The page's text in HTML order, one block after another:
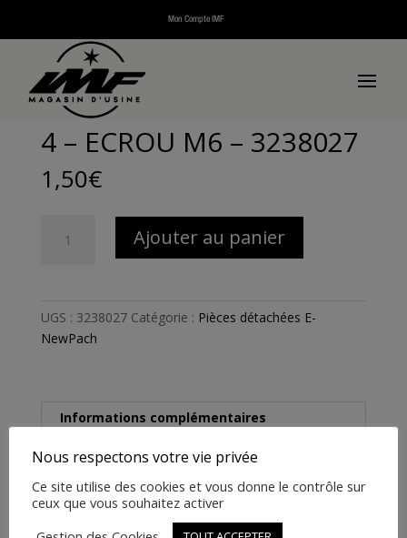
Mon Compte IMF
Accueil /Pièces détachées
véhicules électriques
NewPach / 4 – ECROU M6 – 3238027
4 – ECROU M6 – 3238027
1,50€
Ajouter au panier
UGS : 3238027 Catégorie : Pièces détachées E-
NewPach
Informations complémentaires
Informations
complémentaires
Nous respectons votre vie privée
Ce site utilise des cookies et vous donne le contrôle sur
ceux que vous souhaitez activer